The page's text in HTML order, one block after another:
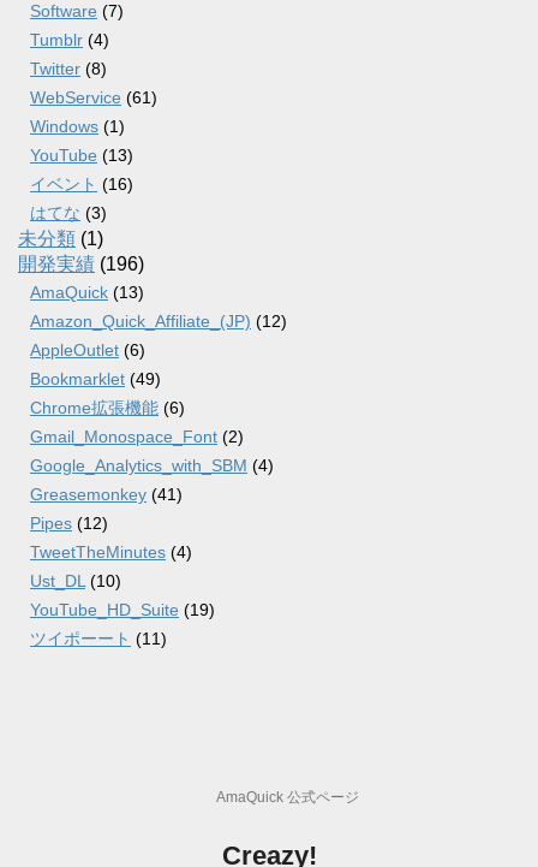
Software (7)
Tumblr (4)
Twitter (8)
WebService (61)
Windows (1)
YouTube (13)
イベント (16)
はてな (3)
未分類 (1)
開発実績 (196)
AmaQuick (13)
Amazon_Quick_Affiliate_(JP) (12)
AppleOutlet (6)
Bookmarklet (49)
Chrome拡張機能 (6)
Gmail_Monospace_Font (2)
Google_Analytics_with_SBM (4)
Greasemonkey (41)
Pipes (12)
TweetTheMinutes (4)
Ust_DL (10)
YouTube_HD_Suite (19)
ツイポーート (11)
AmaQuick 公式ページ
Creazy!